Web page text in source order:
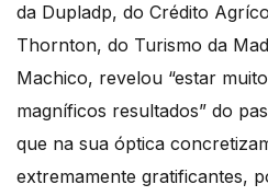
da Dupladp, do Crédito
Thornton, do Turismo da
Machico, revelou “estar
magníficos resultados” do
que na sua óptica
extremamente gratificantes,